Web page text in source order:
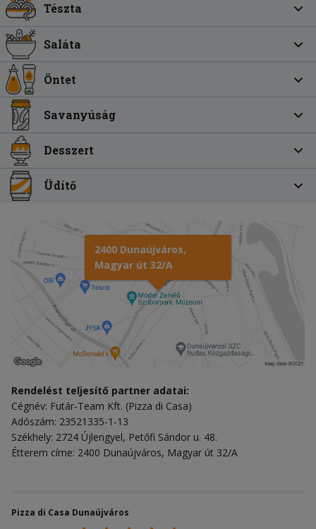
Tészta
Saláta
Öntet
Savanyúság
Desszert
Üdítő
2400 Dunaújváros,
Magyar út 32/A
Rendelést teljesítő partner adatai:
Cégnév: Futár-Team Kft. (Pizza di Casa)
Adószám: 23521335-1-13
Székhely: 2724 Újlengyel, Petőfi Sándor u. 48.
Étterem címe: 2400 Dunaújváros, Magyar út 32/A
Pizza di Casa Dunaújváros